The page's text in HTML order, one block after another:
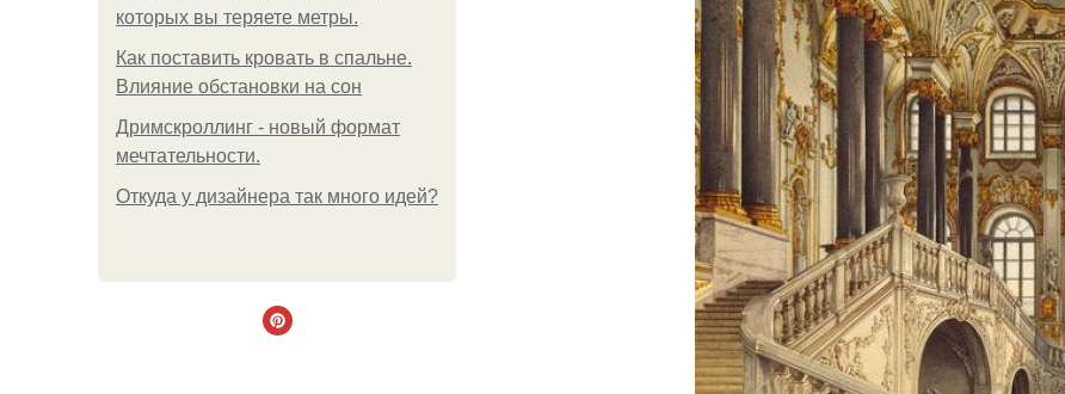
которых вы теряете метры.
Как поставить кровать в спальне.
Влияние обстановки на сон
Дримскроллинг - новый формат
мечтательности.
Откуда у дизайнера так много идей?